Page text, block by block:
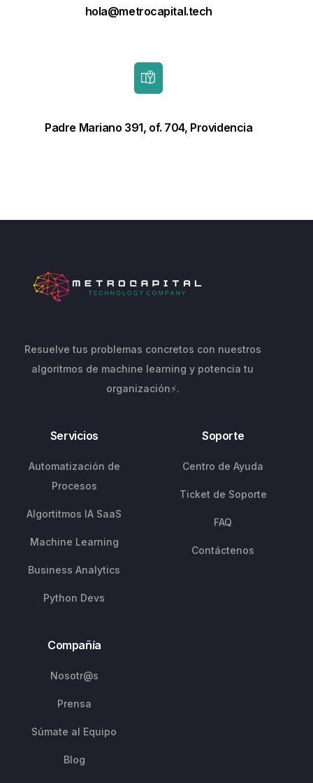
hola@metrocapital.tech
Padre Mariano 391, of. 704, Providencia
Resuelve tus problemas concretos con nuestros
algoritmos de machine learning y potencia tu
organización⚡.
Servicios
Automatización de
Procesos
Algortitmos IA SaaS
Machine Learning
Business Analytics
Python Devs
Soporte
Centro de Ayuda
Ticket de Soporte
FAQ
Contáctenos
Compañía
Nosotr@s
Prensa
Súmate al Equipo
Blog